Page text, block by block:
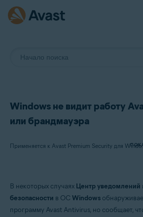
Windows не видит работу
или брандмауэра
Применяется
Avast Premium Security 22.x для Windows
В некоторых случаях Центр уведомлений
безопасности в ОС Windows
программу Avast Antivirus, но сообщает,